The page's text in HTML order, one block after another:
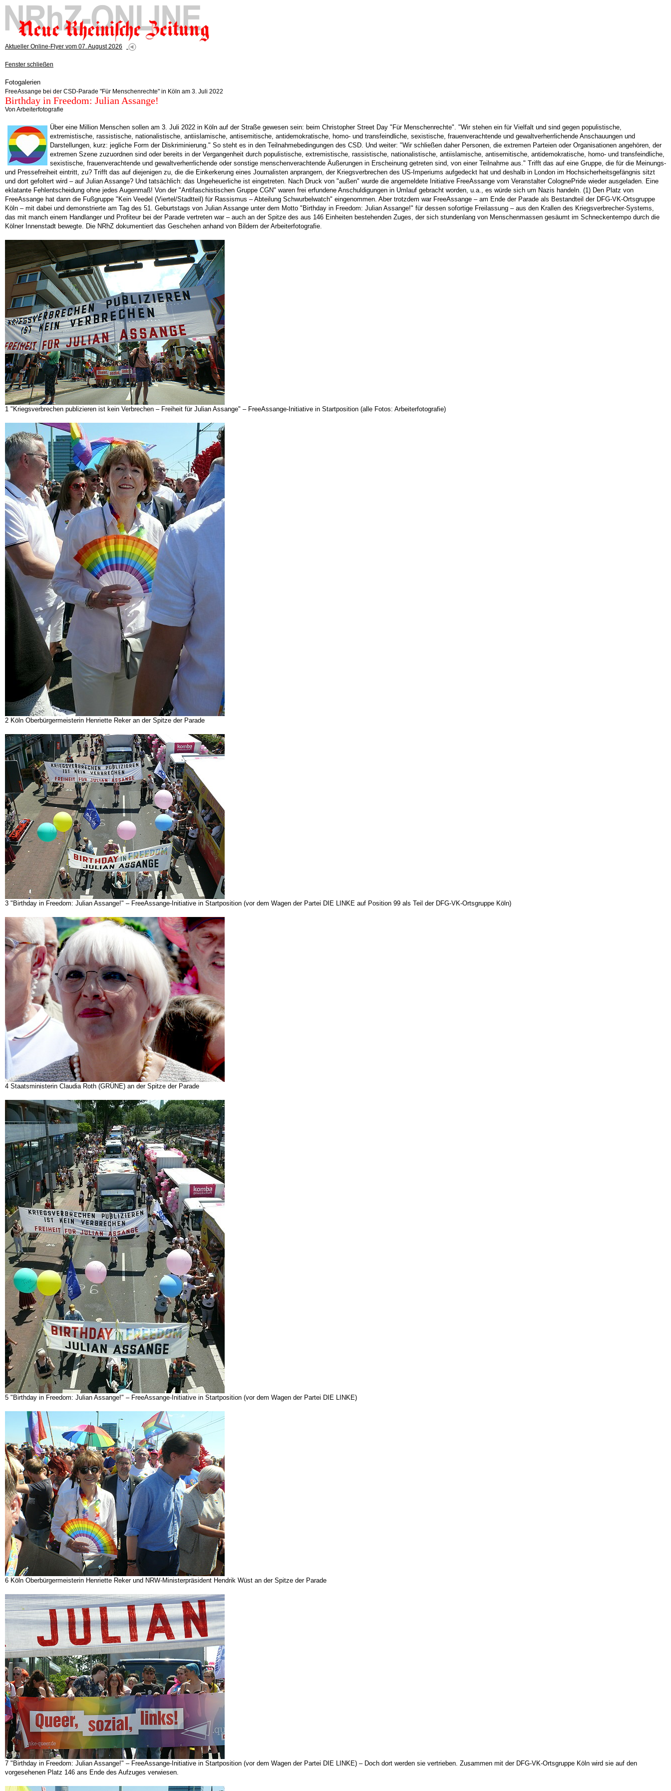
Aktueller Online-Flyer vom 07. August 2026
Fenster schließen
Fotogalerien
FreeAssange bei der CSD-Parade "Für Menschenrechte" in Köln am 3. Juli 2022
Birthday in Freedom: Julian Assange!
Von Arbeiterfotografie
Über eine Million Menschen sollen am 3. Juli 2022 in Köln auf der Straße gewesen sein: beim Christopher Street Day "Für Menschenrechte". "Wir stehen ein für Vielfalt und sind gegen populistische,
extremistische, rassistische, nationalistische, antiislamische, antisemitische, antidemokratische, homo- und transfeindliche, sexistische, frauenverachtende und gewaltverherrlichende Anschauungen und
Darstellungen, kurz: jegliche Form der Diskriminierung." So steht es in den Teilnahmebedingungen des CSD. Und weiter: "Wir schließen daher Personen, die extremen Parteien oder Organisationen angehören, der
extremen Szene zuzuordnen sind oder bereits in der Vergangenheit durch populistische, extremistische, rassistische, nationalistische, antiislamische, antisemitische, antidemokratische, homo- und transfeindliche,
sexistische, frauenverachtende und gewaltverherrlichende oder sonstige menschenverachtende Äußerungen in Erscheinung getreten sind, von einer Teilnahme aus." Trifft das auf eine Gruppe, die für die Meinungs-
und Pressefreiheit eintritt, zu? Trifft das auf diejenigen zu, die die Einkerkerung eines Journalisten anprangern, der Kriegsverbrechen des US-Imperiums aufgedeckt hat und deshalb in London im Hochsicherheitsgefängnis sitzt
und dort gefoltert wird – auf Julian Assange? Und tatsächlich: das Ungeheuerliche ist eingetreten. Nach Druck von "außen" wurde die angemeldete Initiative FreeAssange vom Veranstalter ColognePride wieder ausgeladen. Eine
eklatante Fehlentscheidung ohne jedes Augenmaß! Von der "Antifaschistischen Gruppe CGN" waren frei erfundene Anschuldigungen in Umlauf gebracht worden, u.a., es würde sich um Nazis handeln. (1) Den Platz von
FreeAssange hat dann die Fußgruppe "Kein Veedel (Viertel/Stadtteil) für Rassismus – Abteilung Schwurbelwatch" eingenommen. Aber trotzdem war FreeAssange – am Ende der Parade als Bestandteil der DFG-VK-Ortsgruppe
Köln – mit dabei und demonstrierte am Tag des 51. Geburtstags von Julian Assange unter dem Motto "Birthday in Freedom: Julian Assange!" für dessen sofortige Freilassung – aus den Krallen des Kriegsverbrecher-Systems,
das mit manch einem Handlanger und Profiteur bei der Parade vertreten war – auch an der Spitze des aus 146 Einheiten bestehenden Zuges, der sich stundenlang von Menschenmassen gesäumt im Schneckentempo durch die
Kölner Innenstadt bewegte. Die NRhZ dokumentiert das Geschehen anhand von Bildern der Arbeiterfotografie.
1 "Kriegsverbrechen publizieren ist kein Verbrechen – Freiheit für Julian Assange" – FreeAssange-Initiative in Startposition (alle Fotos: Arbeiterfotografie)
2 Köln Oberbürgermeisterin Henriette Reker an der Spitze der Parade
3 "Birthday in Freedom: Julian Assange!" – FreeAssange-Initiative in Startposition (vor dem Wagen der Partei DIE LINKE auf Position 99 als Teil der DFG-VK-Ortsgruppe Köln)
4 Staatsministerin Claudia Roth (GRÜNE) an der Spitze der Parade
5 "Birthday in Freedom: Julian Assange!" – FreeAssange-Initiative in Startposition (vor dem Wagen der Partei DIE LINKE)
6 Köln Oberbürgermeisterin Henriette Reker und NRW-Ministerpräsident Hendrik Wüst an der Spitze der Parade
7 "Birthday in Freedom: Julian Assange!" – FreeAssange-Initiative in Startposition (vor dem Wagen der Partei DIE LINKE) – Doch dort werden sie vertrieben. Zusammen mit der DFG-VK-Ortsgruppe Köln wird sie auf den
vorgesehenen Platz 146 ans Ende des Aufzuges verwiesen.